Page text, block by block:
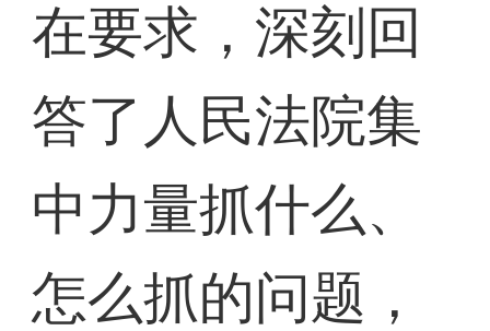
在要求，深刻回
答了人民法院集
中力量抓什么、
怎么抓的问题，